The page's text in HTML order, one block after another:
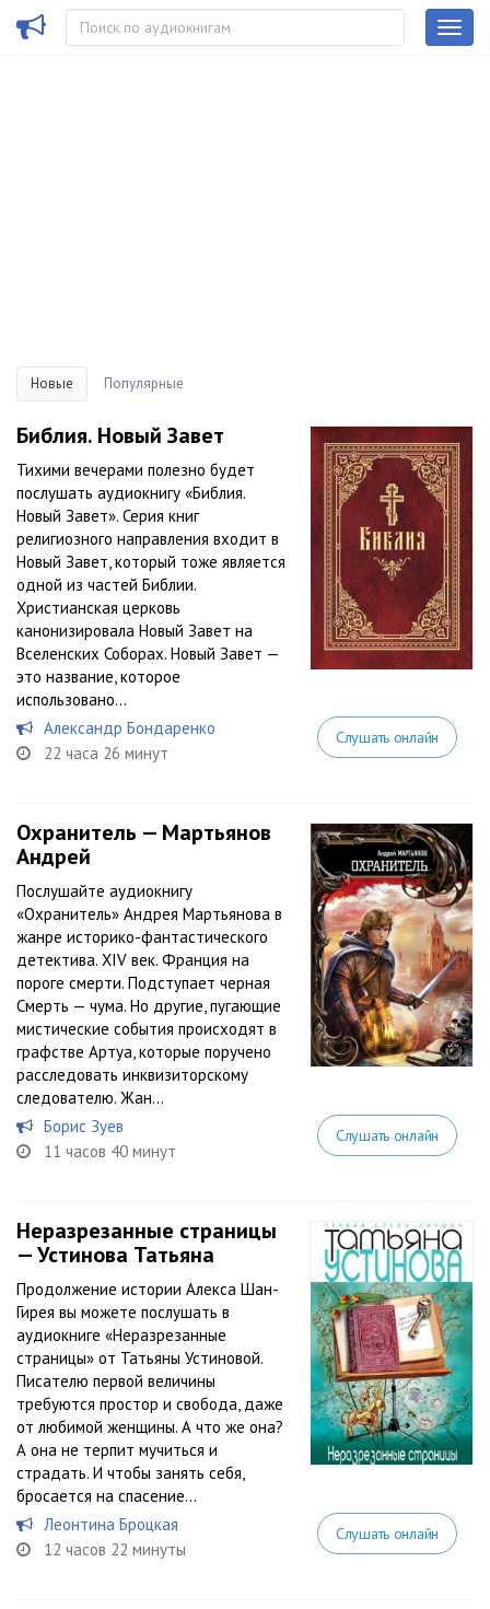
Новые Популярные
Библия. Новый Завет
Тихими вечерами полезно будет
послушать аудиокнигу «Библия.
Новый Завет». Серия книг
религиозного направления входит в
Новый Завет, который тоже является
одной из частей Библии.
Христианская церковь
канонизировала Новый Завет на
Вселенских Соборах. Новый Завет —
это название, которое
использовано...
Александр Бондаренко
22 часа 26 минут
Слушать онлайн
Охранитель — Мартьянов
Андрей
Послушайте аудиокнигу
«Охранитель» Андрея Мартьянова в
жанре историко-фантастического
детектива. XIV век. Франция на
пороге смерти. Подступает черная
Смерть — чума. Но другие, пугающие
мистические события происходят в
графстве Артуа, которые поручено
расследовать инквизиторскому
следователю. Жан...
Борис Зуев
11 часов 40 минут
Слушать онлайн
Неразрезанные страницы
— Устинова Татьяна
Продолжение истории Алекса Шан-
Гирея вы можете послушать в
аудиокниге «Неразрезанные
страницы» от Татьяны Устиновой.
Писателю первой величины
требуются простор и свобода, даже
от любимой женщины. А что же она?
А она не терпит мучиться и
страдать. И чтобы занять себя,
бросается на спасение...
Леонтина Броцкая
12 часов 22 минуты
Слушать онлайн